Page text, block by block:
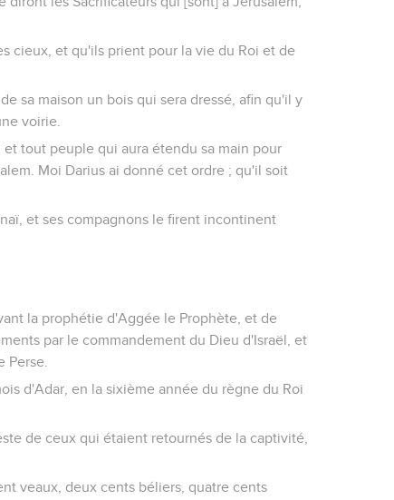
cieux, et qu'ils prient pour la vie du Roi et de
sa maison un bois qui sera dressé, afin qu'il y
voirie.
tout peuple qui aura étendu sa main pour
Moi Darius ai donné cet ordre ; qu'il soit
et ses compagnons le firent incontinent
la prophétie d'Aggée le Prophète, et de
par le commandement du Dieu d'Israël, et
Perse.
d'Adar, en la sixième année du règne du Roi
de ceux qui étaient retournés de la captivité,
veaux, deux cents béliers, quatre cents